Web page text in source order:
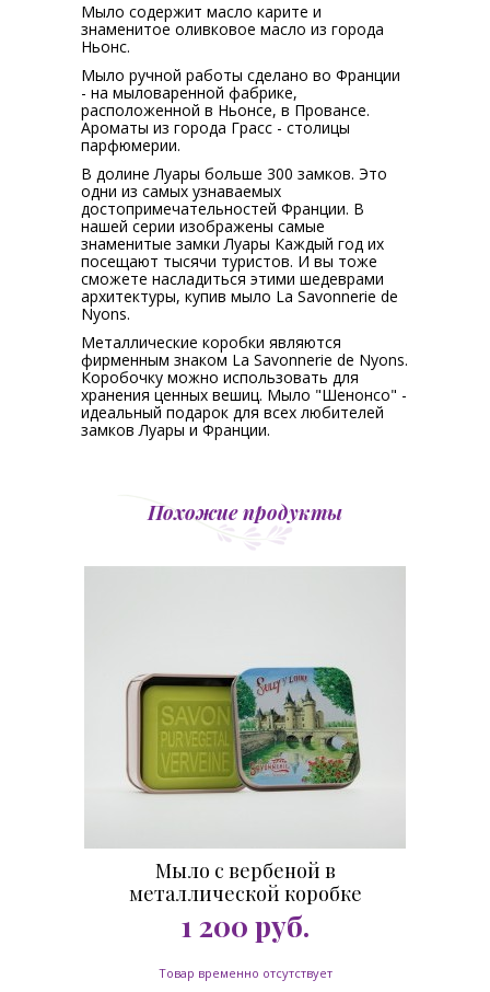
Мыло содержит масло карите и
знаменитое оливковое масло из города
Ньонс.
Мыло ручной работы сделано во Франции
- на мыловаренной фабрике,
расположенной в Ньонсе, в Провансе.
Ароматы из города Грасс - столицы
парфюмерии.
В долине Луары больше 300 замков. Это
одни из самых узнаваемых
достопримечательностей Франции. В
нашей серии изображены самые
знаменитые замки Луары Каждый год их
посещают тысячи туристов. И вы тоже
сможете насладиться этими шедеврами
архитектуры, купив мыло La Savonnerie de
Nyons.
Металлические коробки являются
фирменным знаком La Savonnerie de Nyons.
Коробочку можно использовать для
хранения ценных вешиц. Мыло "Шенонсо" -
идеальный подарок для всех любителей
замков Луары и Франции.
Похожие продукты
Мыло с вербеной в
металлической коробке
Сюлли-сюр-Луар 100 гр.
1 200 руб.
Товар временно отсутствует